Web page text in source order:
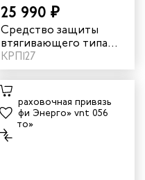
25 990 ₽
Средство защиты
втягивающего типа
«НВ-06» vnt HB06
КРП127